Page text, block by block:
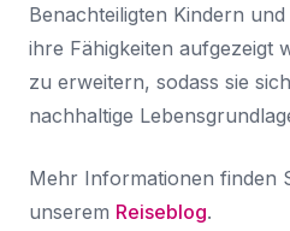
Benachteiligten Kindern
ihre Fähigkeiten aufgezeigt
zu erweitern, sodass sie
nachhaltige
Mehr Informationen finden
unserem Reiseblog.